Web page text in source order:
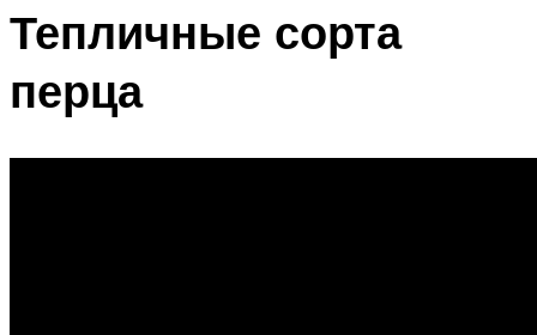
Тепличные сорта
перца